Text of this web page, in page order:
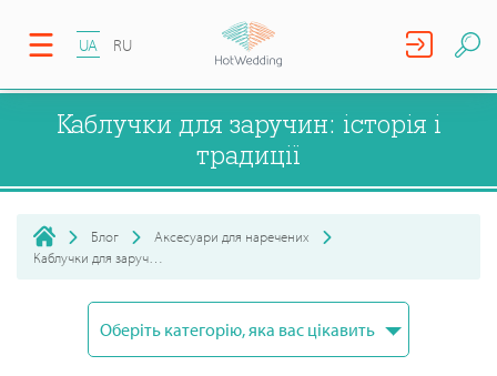
UA RU
Каблучки для заручин: історія і
традиції
Блог
Аксесуари для наречених
Оберіть категорію, яка вас цікавить